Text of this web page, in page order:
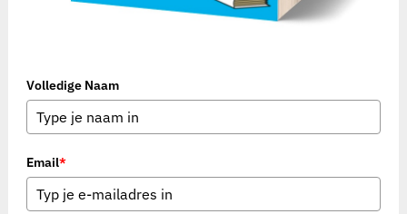
Volledige Naam
Email*